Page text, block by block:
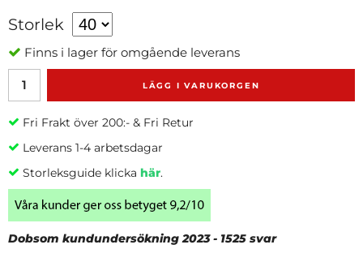
Storlek
Finns i lager för omgående leverans
LÄGG I VARUKORGEN
Fri Frakt över 200:- & Fri Retur
Leverans 1-4 arbetsdagar
Storleksguide klicka här.
Dobsom kundundersökning 2023 - 1525 svar